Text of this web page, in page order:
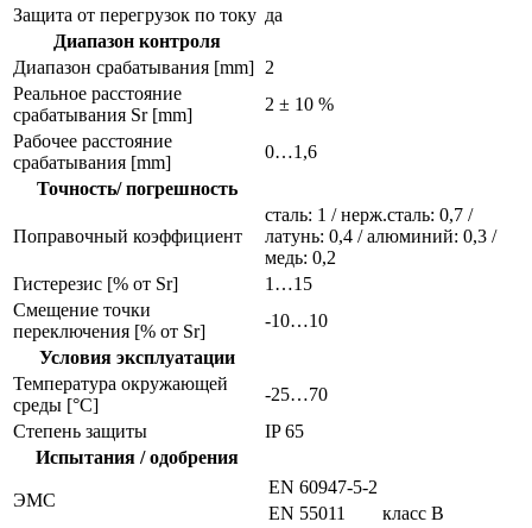
Защита от перегрузок по току да
Диапазон контроля
Диапазон срабатывания [mm] 2
Реальное расстояние
срабатывания Sr [mm]
2 ± 10 %
Рабочее расстояние
срабатывания [mm]
0…1,6
Точность/ погрешность
Поправочный коэффициент
сталь: 1 / нерж.сталь: 0,7 /
латунь: 0,4 / алюминий: 0,3 /
медь: 0,2
Гистерезис [% от Sr]
1…15
Смещение точки
переключения [% от Sr]
-10…10
Условия эксплуатации
Температура окружающей
среды [°C]
-25…70
Степень защиты
IP 65
Испытания / одобрения
ЭMC
EN 60947-5-2
EN 55011
класс B